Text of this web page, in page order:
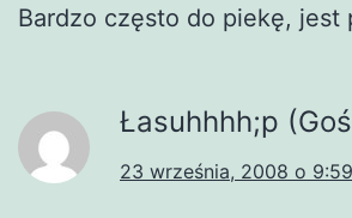
Bardzo często do piekę, jest
Łasuhhhh;p
23 września, 2008 o